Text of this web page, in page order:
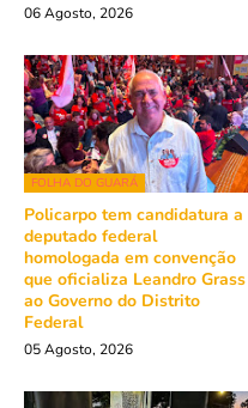
06 Agosto, 2026
FOLHA DO GUARÁ
Policarpo tem candidatura a
deputado federal
homologada em convenção
que oficializa Leandro Grass
ao Governo do Distrito
Federal
05 Agosto, 2026